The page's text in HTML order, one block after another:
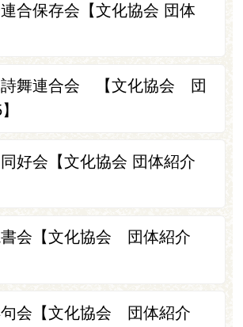
合保存会【文化協会 団体
詩舞連合会 【文化協会 団
好会【文化協会 団体紹介
会【文化協会 団体紹介
会【文化協会 団体紹介